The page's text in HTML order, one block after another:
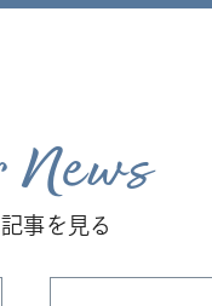
News
事を見る